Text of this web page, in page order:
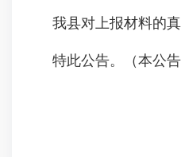
我县对上报材料的真
特此公告。（本公告